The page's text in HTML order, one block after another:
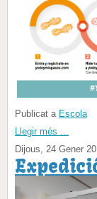
Publicat a Escola
Llegir més ...
Dijous, 24 Gener